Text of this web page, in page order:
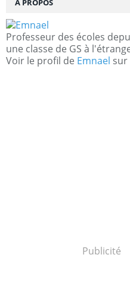
À PROPOS
Professeur des écoles
une classe de GS à
Voir le profil de Emnael sur
Publicité